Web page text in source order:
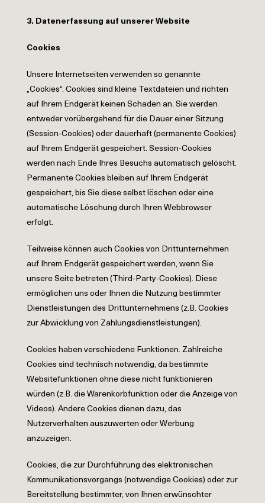
3. Datenerfassung auf unserer Website
Cookies
Unsere Internetseiten verwenden so genannte
„Cookies“. Cookies sind kleine Textdateien und richten
auf Ihrem Endgerät keinen Schaden an. Sie werden
entweder vorübergehend für die Dauer einer Sitzung
(Session-Cookies) oder dauerhaft (permanente Cookies)
auf Ihrem Endgerät gespeichert. Session-Cookies
werden nach Ende Ihres Besuchs automatisch gelöscht.
Permanente Cookies bleiben auf Ihrem Endgerät
gespeichert, bis Sie diese selbst löschen oder eine
automatische Löschung durch Ihren Webbrowser
erfolgt.
Teilweise können auch Cookies von Drittunternehmen
auf Ihrem Endgerät gespeichert werden, wenn Sie
unsere Seite betreten (Third-Party-Cookies). Diese
ermöglichen uns oder Ihnen die Nutzung bestimmter
Dienstleistungen des Drittunternehmens (z.B. Cookies
zur Abwicklung von Zahlungsdienstleistungen).
Cookies haben verschiedene Funktionen. Zahlreiche
Cookies sind technisch notwendig, da bestimmte
Websitefunktionen ohne diese nicht funktionieren
würden (z.B. die Warenkorbfunktion oder die Anzeige von
Videos). Andere Cookies dienen dazu, das
Nutzerverhalten auszuwerten oder Werbung
anzuzeigen.
Cookies, die zur Durchführung des elektronischen
Kommunikationsvorgangs (notwendige Cookies) oder zur
Bereitstellung bestimmter, von Ihnen erwünschter